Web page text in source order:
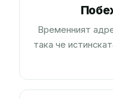
Временният
така че